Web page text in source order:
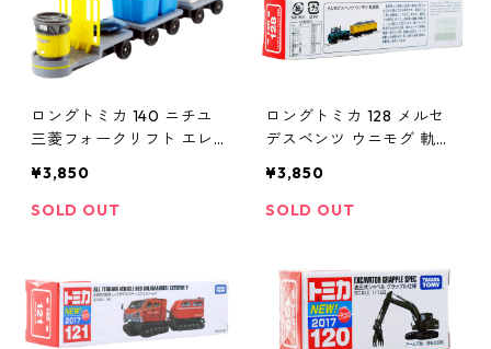
ロングトミカ 140 ニチユ
三菱フォークリフト エレ
¥3,850
SOLD OUT
ロングトミカ 128 メルセ
デスベンツ ウニモグ 軌陸
¥3,850
SOLD OUT